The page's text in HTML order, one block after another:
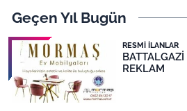
Geçen Yıl Bugün
RESMI İLANLAR
REKLAM